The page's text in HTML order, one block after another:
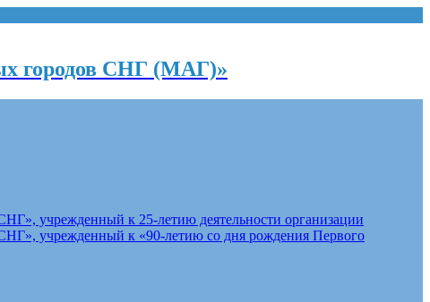
городов СНГ (МАГ)»
учрежденный к 25-летию деятельности организации
учрежденный к «90-летию со дня рождения Первого